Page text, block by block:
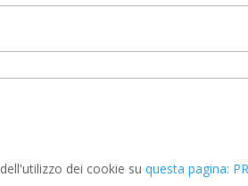
dei cookie suquesta pagina: